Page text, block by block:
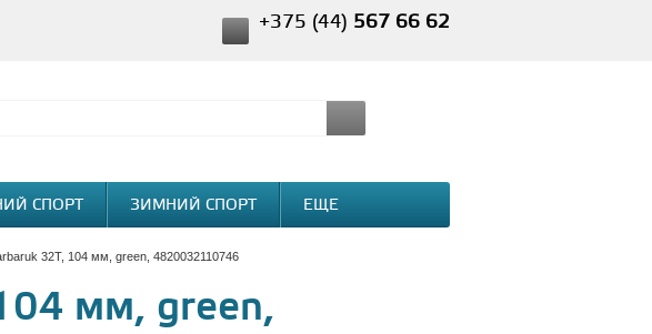
+375 (44) 567 66 62
СПОРТ ЗИМНИЙ СПОРТ ЕЩЕ
32T, 104 мм, green, 4820032110746
мм, green,